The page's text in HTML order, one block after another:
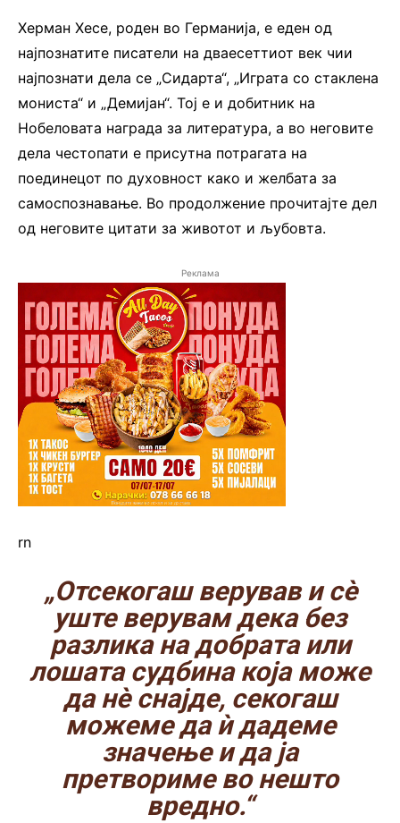
Херман Хесе, роден во Германија, е еден од
најпознатите писатели на дваесеттиот век чии
најпознати дела се „Сидарта“, „Играта со стаклена
мониста“ и „Демијан“. Тој е и добитник на
Нобеловата награда за литература, а во неговите
дела честопати е присутна потрагата на
поединецот по духовност како и желбата за
самоспознавање. Во продолжение прочитајте дел
од неговите цитати за животот и љубовта.
Реклама
rn
„Отсекогаш верував и сè
уште верувам дека без
разлика на добрата или
лошата судбина која може
да нè снајде, секогаш
можеме да ѝ дадеме
значење и да ја
претвориме во нешто
вредно.“